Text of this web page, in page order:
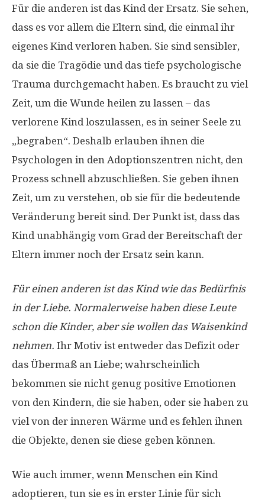
Für die anderen ist das Kind der Ersatz. Sie sehen,
dass es vor allem die Eltern sind, die einmal ihr
eigenes Kind verloren haben. Sie sind sensibler,
da sie die Tragödie und das tiefe psychologische
Trauma durchgemacht haben. Es braucht zu viel
Zeit, um die Wunde heilen zu lassen – das
verlorene Kind loszulassen, es in seiner Seele zu
„begraben“. Deshalb erlauben ihnen die
Psychologen in den Adoptionszentren nicht, den
Prozess schnell abzuschließen. Sie geben ihnen
Zeit, um zu verstehen, ob sie für die bedeutende
Veränderung bereit sind. Der Punkt ist, dass das
Kind unabhängig vom Grad der Bereitschaft der
Eltern immer noch der Ersatz sein kann.
Für einen anderen ist das Kind wie das Bedürfnis
in der Liebe. Normalerweise haben diese Leute
schon die Kinder, aber sie wollen das Waisenkind
nehmen. Ihr Motiv ist entweder das Defizit oder
das Übermaß an Liebe; wahrscheinlich
bekommen sie nicht genug positive Emotionen
von den Kindern, die sie haben, oder sie haben zu
viel von der inneren Wärme und es fehlen ihnen
die Objekte, denen sie diese geben können.
Wie auch immer, wenn Menschen ein Kind
adoptieren, tun sie es in erster Linie für sich